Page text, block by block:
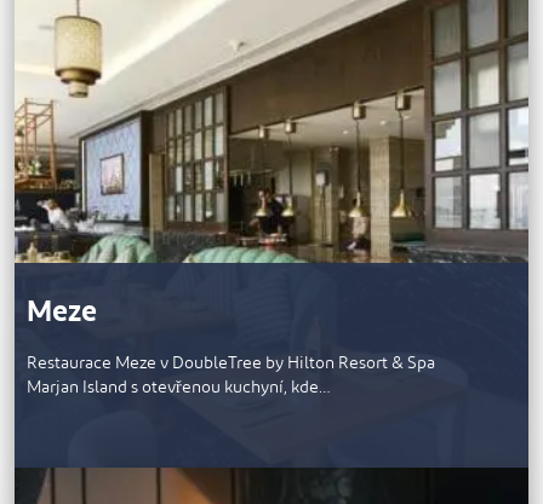
Meze
Restaurace Meze v DoubleTree by Hilton Resort & Spa
Marjan Island s otevřenou kuchyní, kde…